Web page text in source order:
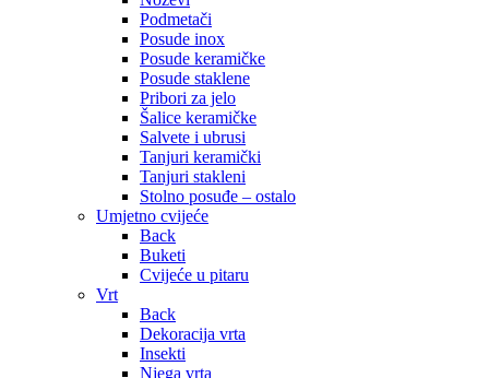
Podmetači
Posude inox
Posude keramičke
Posude staklene
Pribori za jelo
Šalice keramičke
Salvete i ubrusi
Tanjuri keramički
Tanjuri stakleni
Stolno posuđe – ostalo
Umjetno cvijeće
Back
Buketi
Cvijeće u pitaru
Vrt
Back
Dekoracija vrta
Insekti
Njega vrta